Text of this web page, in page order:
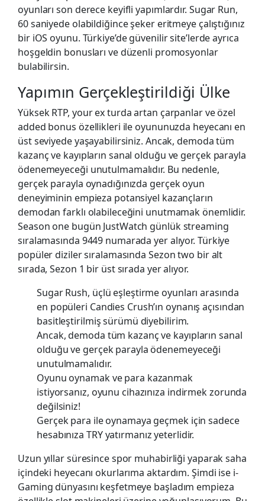
oyunları son derece keyifli yapımlardır. Sugar Run,
60 saniyede olabildiğince şeker eritmeye çalıştığınız
bir iOS oyunu. Türkiye’de güvenilir site’lerde ayrıca
hoşgeldin bonusları ve düzenli promosyonlar
bulabilirsin.
Yapımın Gerçekleştirildiği Ülke
Yüksek RTP, your ex turda artan çarpanlar ve özel
added bonus özellikleri ile oyununuzda heyecanı en
üst seviyede yaşayabilirsiniz. Ancak, demoda tüm
kazanç ve kayıpların sanal olduğu ve gerçek parayla
ödenemeyeceği unutulmamalıdır. Bu nedenle,
gerçek parayla oynadığınızda gerçek oyun
deneyiminin empieza potansiyel kazançların
demodan farklı olabileceğini unutmamak önemlidir.
Season one bugün JustWatch günlük streaming
sıralamasında 9449 numarada yer alıyor. Türkiye
popüler diziler sıralamasında Sezon two bir alt
sırada, Sezon 1 bir üst sırada yer alıyor.
Sugar Rush, üçlü eşleştirme oyunları arasında
en popüleri Candies Crush’ın oynanış açısından
basitleştirilmiş sürümü diyebilirim.
Ancak, demoda tüm kazanç ve kayıpların sanal
olduğu ve gerçek parayla ödenemeyeceği
unutulmamalıdır.
Oyunu oynamak ve para kazanmak
istiyorsanız, oyunu cihazınıza indirmek zorunda
değilsiniz!
Gerçek para ile oynamaya geçmek için sadece
hesabınıza TRY yatırmanız yeterlidir.
Uzun yıllar süresince spor muhabirliği yaparak saha
içindeki heyecanı okurlarıma aktardım. Şimdi ise i-
Gaming dünyasını keşfetmeye başladım empieza